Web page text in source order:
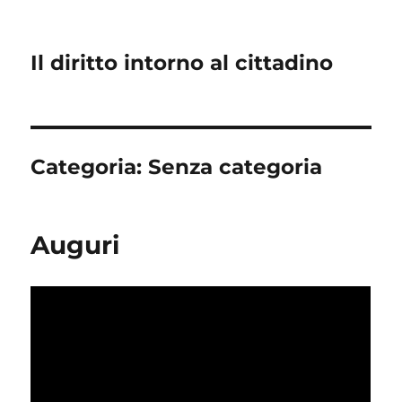
Il diritto intorno al cittadino
Categoria:Senza categoria
Auguri